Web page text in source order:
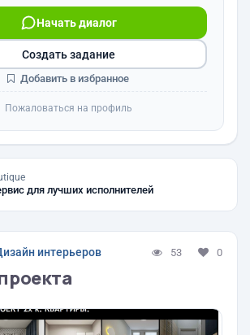
Начать диалог
Создать задание
Добавить в избранное
Пожаловаться на профиль
для лучших исполнителей
интерьеров 53 0